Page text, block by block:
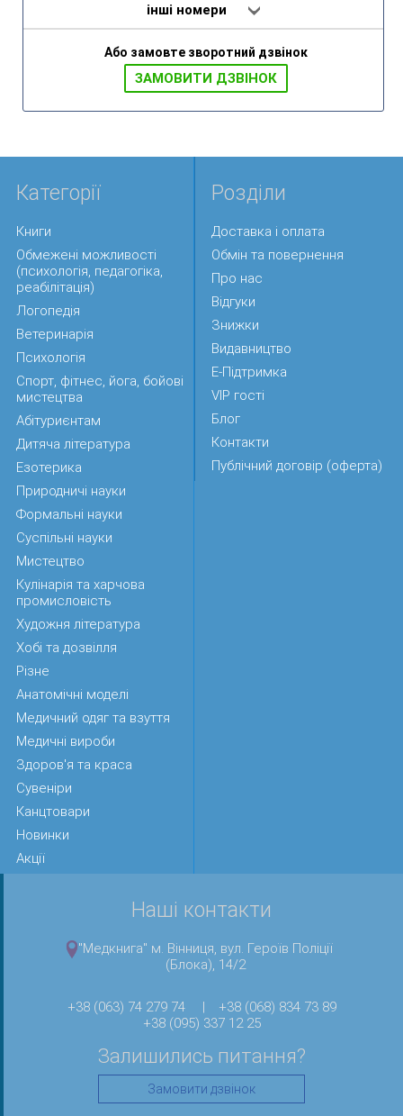
інші номери
Або замовте зворотний дзвінок
ЗАМОВИТИ ДЗВIНОК
Категорії
Книги
Обмежені можливості
(психологія, педагогіка,
реабілітація)
Логопедія
Ветеринарія
Психологія
Спорт, фітнес, йога, бойові
мистецтва
Абітуриєнтам
Дитяча література
Езотерика
Природничі науки
Формальні науки
Суспільні науки
Мистецтво
Кулінарія та харчова
промисловість
Художня література
Хобі та дозвілля
Різне
Анатомічні моделі
Медичний одяг та взуття
Медичні вироби
Здоров'я та краса
Сувеніри
Канцтовари
Новинки
Акції
Розділи
Доставка і оплата
Обмін та повернення
Про нас
Відгуки
Знижки
Видавництво
Е-Підтримка
VIP гості
Блог
Контакти
Публічний договір (оферта)
Наші контакти
"Медкнига" м. Вінниця, вул. Героїв Поліції
(Блока), 14/2
+38 (063) 74 279 74 |
+38 (068) 834 73 89
+38 (095) 337 12 25
Залишились питання?
Замовити дзвінок